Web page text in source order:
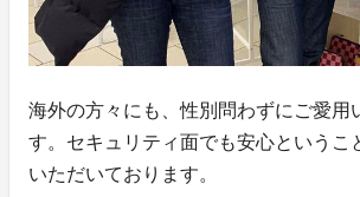
海外の方々にも、性別問わずにご愛用
す。セキュリティ面でも安心というこ
いただいております。